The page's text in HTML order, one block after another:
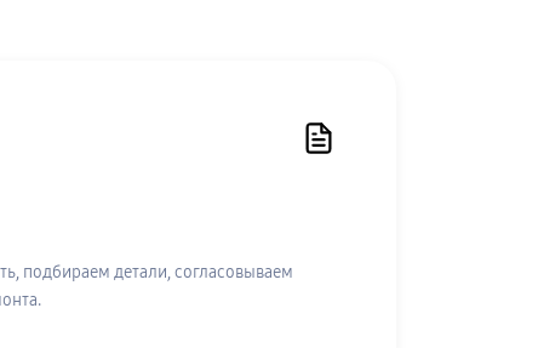
подбираем детали, согласовываем